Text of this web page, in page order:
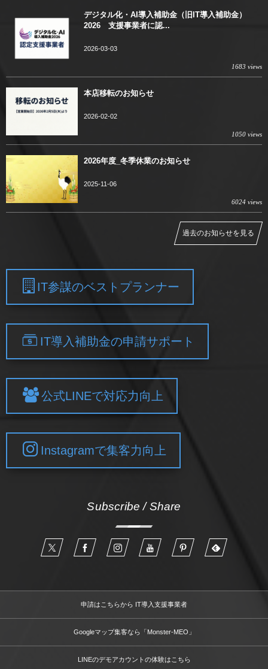
デジタル化・AI導入補助金（旧IT導入補助金）
2026 支援事業者に認...
2026-03-03
1683 views
本店移転のお知らせ
2026-02-02
1050 views
2026年度_冬季休業のお知らせ
2025-11-06
6024 views
過去のお知らせを見る
IT参謀のベストプランナー
IT導入補助金の申請サポート
公式LINEで対応力向上
Instagramで集客力向上
Subscribe / Share
申請はこちらから IT導入支援事業者
Googleマップ集客なら「Monster-MEO」
LINEのデモアカウントの体験はこちら